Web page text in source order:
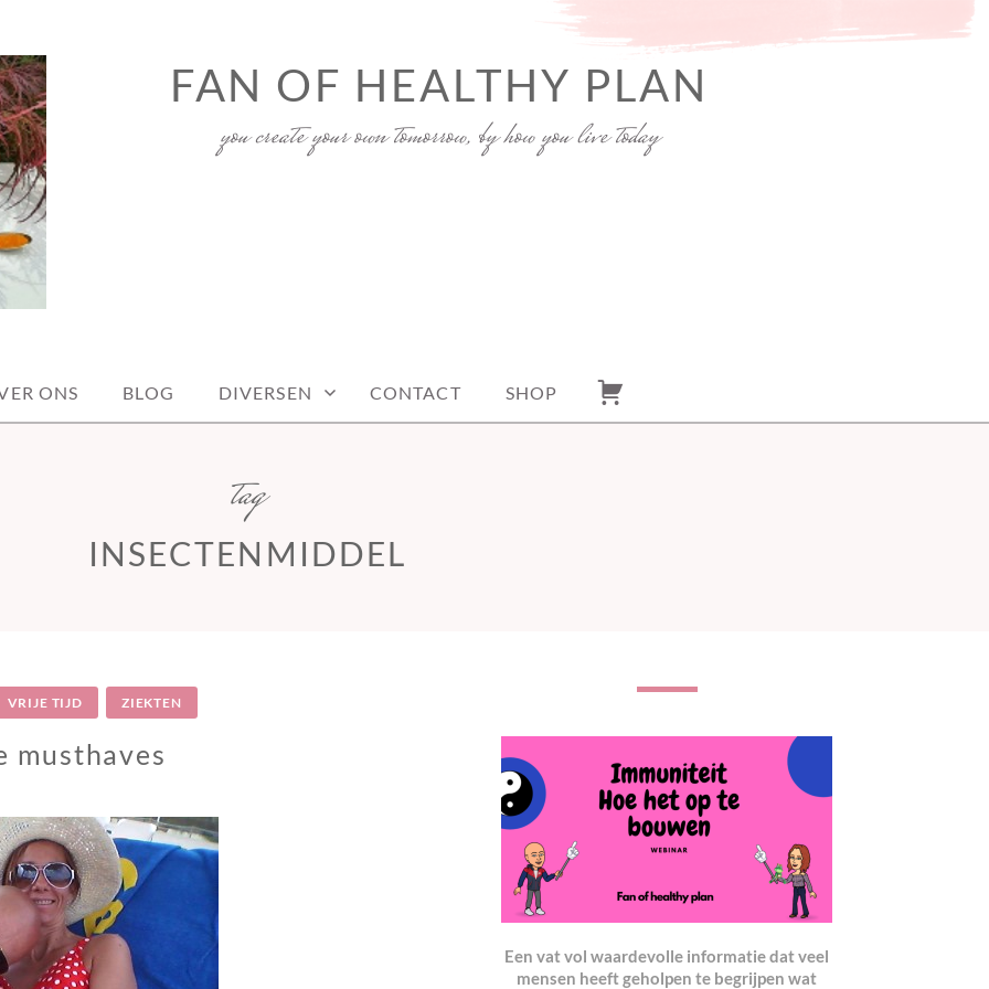
FAN OF HEALTHY PLAN
you create your own tomorrow, by how you live today
ONS BLOG DIVERSEN CONTACT SHOP
tag
INSECTENMIDDEL
VRIJE TIJD ZIEKTEN
musthaves
Een vat vol waardevolle informatie dat veel
mensen heeft geholpen te begrijpen wat